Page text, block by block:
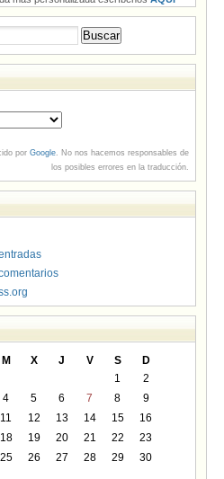
por Google. No nos hacemos responsables de
los posibles errores en la traducción.
M X J V S
D
1
2
4 5 6 7 8
9
11 12 13 14 15
16
18 19 20 21 22
23
25 26 27 28 29
30